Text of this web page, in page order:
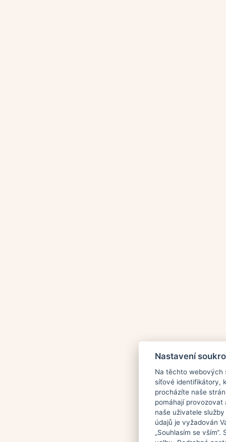
Nastavení
Na těchto webových
síťové identifikátory,
procházíte naše
pomáhají provozovat
naše uživatele
údajů je vyžadován
„Souhlasím se